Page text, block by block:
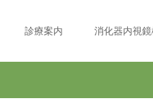
診療案内 消化器内視